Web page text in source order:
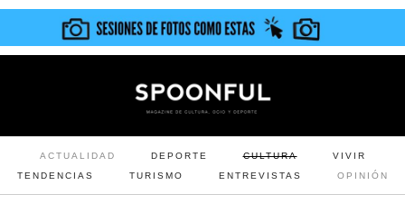
ACTUALIDAD DEPORTE CULTURA
VIVIR
TENDENCIAS
TURISMO ENTREVISTAS OPINIÓN